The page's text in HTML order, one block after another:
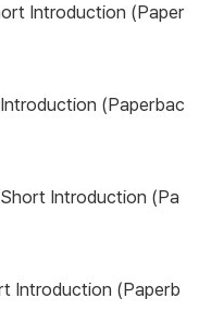
Introduction (Paper
(Paperbac
Introduction (Pa
Introduction (Paperb